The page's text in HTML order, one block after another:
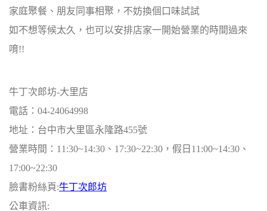
家庭聚餐、朋友同事相聚，不妨換個口味試試
如不想等候太久，也可以安排店家一開始營業的時間過來
唷!!
牛丁次郎坊-大里店
電話：04-24064998
地址：台中市大里區永隆路455號
營業時間：11:30~14:30、17:30~22:30，假日11:00~14:30、
17:00~22:30
臉書粉絲頁:牛丁次郎坊
公車資訊: